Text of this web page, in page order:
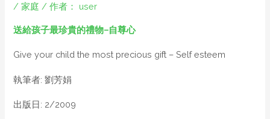
/家庭 / 作者： user
送給孩子最珍貴的禮物–自尊心
Give your child the most precious gift – Self esteem
執筆者: 劉芳娟
出版日: 2/2009